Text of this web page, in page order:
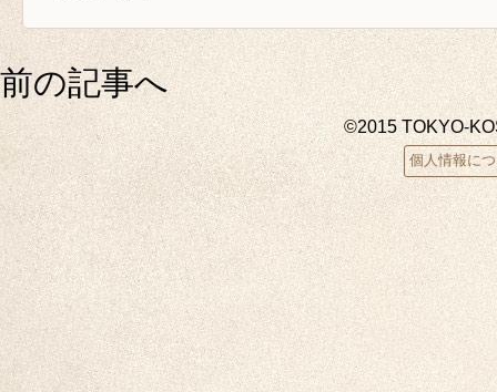
前の記事へ
©2015 TOKYO-
個人情報に